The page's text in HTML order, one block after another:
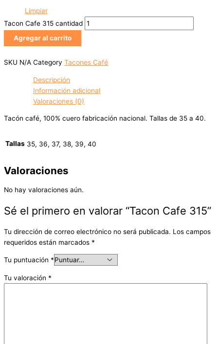
Limpiar
Tacon Cafe 315 cantidad
Agregar al carrito
SKU N/A Category Tacones Café
Descripción
Información adicional
Valoraciones (0)
Tacón café, 100% cuero fabricación nacional. Tallas de 35 a 40.
Tallas 35, 36, 37, 38, 39, 40
Valoraciones
No hay valoraciones aún.
Sé el primero en valorar “Tacon Cafe 315”
Tu dirección de correo electrónico no será publicada. Los campos
requeridos están marcados *
Tu puntuación *
Tu valoración *